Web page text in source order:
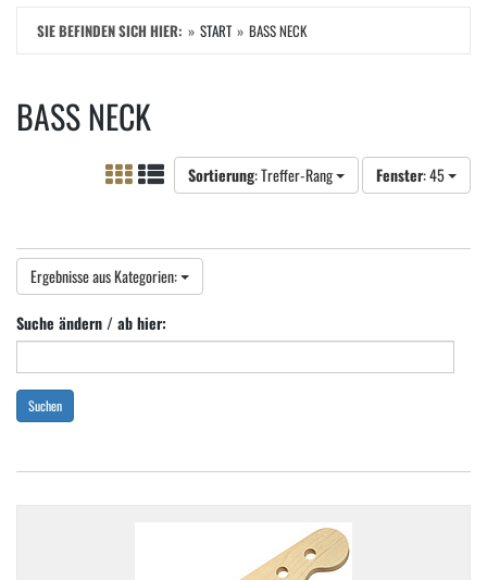
SIE BEFINDEN SICH HIER: START BASS NECK
BASS NECK
Sortierung: Treffer-Rang Fenster: 45
Ergebnisse aus Kategorien:
Suche ändern / ab hier:
Suchen